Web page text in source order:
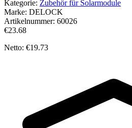
Kategorie: Zubehör für Solarmodule
Marke: DELOCK
Artikelnummer: 60026
€23.68
Netto: €19.73